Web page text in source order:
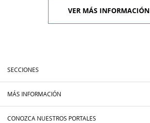
VER MÁS INFORMACIÓN
SECCIONES
MÁS INFORMACIÓN
CONOZCA NUESTROS PORTALES